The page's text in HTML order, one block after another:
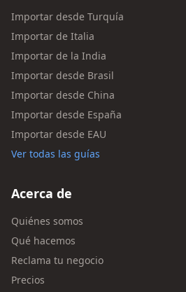
Importar desde Turquía
Importar de Italia
Importar de la India
Importar desde Brasil
Importar desde China
Importar desde España
Importar desde EAU
Ver todas las guías
Acerca de
Quiénes somos
Qué hacemos
Reclama tu negocio
Precios